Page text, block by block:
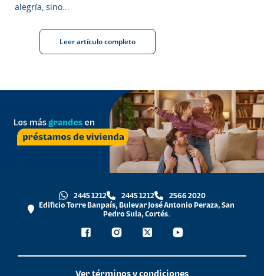
alegría, sino...
Leer artículo completo
2445 1212 2445 1212
2566 2020
Edificio Torre Banpaís, Bulevar José Antonio Peraza, San
Pedro Sula, Cortés.
Ver términos y condiciones